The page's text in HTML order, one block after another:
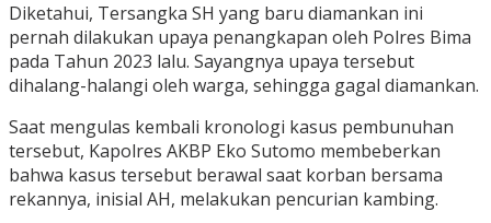
Diketahui, Tersangka SH yang baru diamankan ini
pernah dilakukan upaya penangkapan oleh Polres Bima
pada Tahun 2023 lalu. Sayangnya upaya tersebut
dihalang-halangi oleh warga, sehingga gagal diamankan.
Saat mengulas kembali kronologi kasus pembunuhan
tersebut, Kapolres AKBP Eko Sutomo membeberkan
bahwa kasus tersebut berawal saat korban bersama
rekannya, inisial AH, melakukan pencurian kambing.